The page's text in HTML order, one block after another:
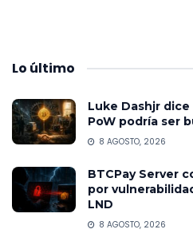
Lo último
Luke Dashjr
PoW podría ser
8 AGOSTO, 2026
BTCPay Server
por
LND
8 AGOSTO, 2026